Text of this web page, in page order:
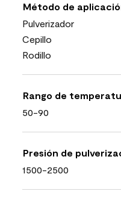
Método de
Pulverizador
Cepillo
Rodillo
Rango de
50-90
Presión de
1500-2500